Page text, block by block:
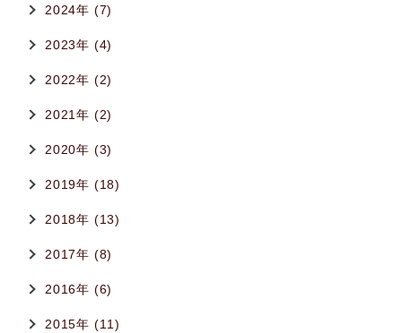
2024年 (7)
2023年 (4)
2022年 (2)
2021年 (2)
2020年 (3)
2019年 (18)
2018年 (13)
2017年 (8)
2016年 (6)
2015年 (11)